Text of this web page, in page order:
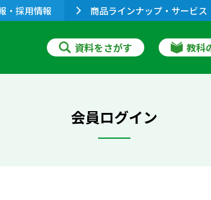
・採用情報 商品ラインナップ・サービス
資料をさがす 教科
会員ログイン